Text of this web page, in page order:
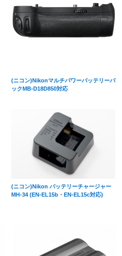
(ニコン)Nikonマルチパワーバッテリーパ
ックMB-D18D850対応
(ニコン)Nikon バッテリーチャージャー
MH-34 (EN-EL15b・EN-EL15c対応)